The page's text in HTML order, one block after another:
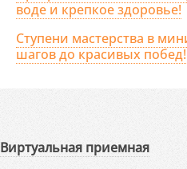
воде и крепкое здоровье!
Ступени мастерства в
шагов до красивых побед!
Виртуальная приемная